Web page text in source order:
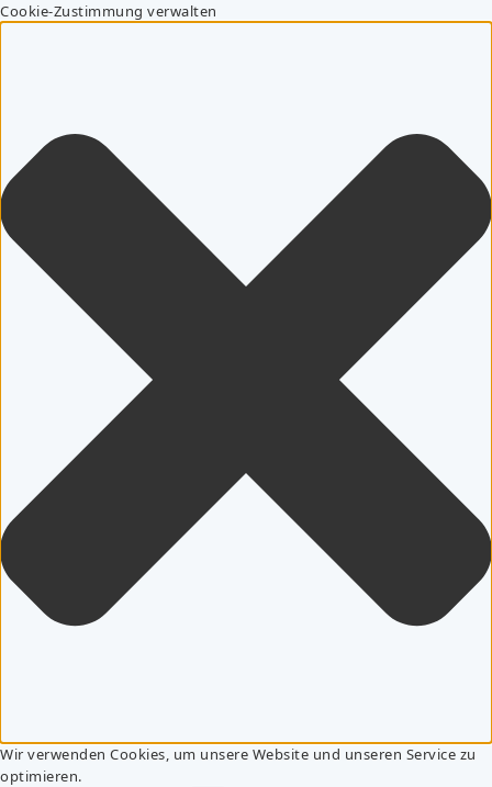
Cookie-Zustimmung verwalten
Wir verwenden Cookies, um unsere Website und unseren Service zu
optimieren.